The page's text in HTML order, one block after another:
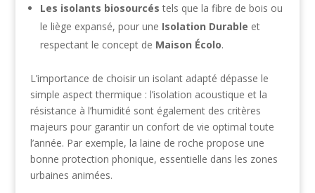
Les isolants biosourcés tels que la fibre de bois ou
le liège expansé, pour une Isolation Durable et
respectant le concept de Maison Écolo.
L’importance de choisir un isolant adapté dépasse le
simple aspect thermique : l’isolation acoustique et la
résistance à l’humidité sont également des critères
majeurs pour garantir un confort de vie optimal toute
l’année. Par exemple, la laine de roche propose une
bonne protection phonique, essentielle dans les zones
urbaines animées.